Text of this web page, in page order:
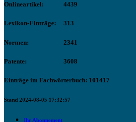
Onlineartikel: 4439
Lexikon-Einträge: 313
Normen: 2341
Patente: 3608
Einträge im Fachwörterbuch: 101417
Stand 2024-08-05 17:32:57
Ihr Abonnement